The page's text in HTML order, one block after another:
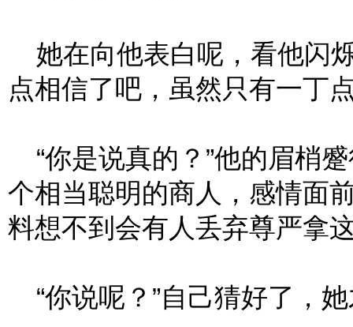
她在向他表白呢，看他闪
点相信了吧，虽然只有一丁
“你是说真的？”他的眉梢
个相当聪明的商人，感情面
料想不到会有人丢弃尊严拿
“你说呢？”自己猜好了，